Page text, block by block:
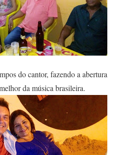
do cantor, fazendo a abertura
da música brasileira.